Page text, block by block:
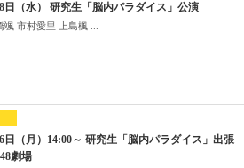
日（水） 研究生「脳内パラダイス」公演
市村愛里 上島楓 ...
日（月）14:00～ 研究生「脳内パラダイス」出張
劇場